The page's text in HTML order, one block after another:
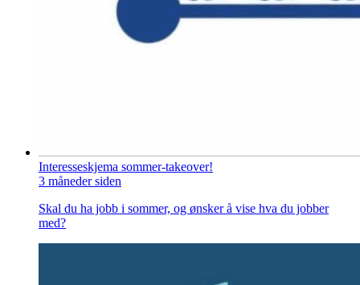
Interesseskjema sommer-takeover!
3 måneder siden
Skal du ha jobb i sommer, og ønsker å vise hva du jobber
med?